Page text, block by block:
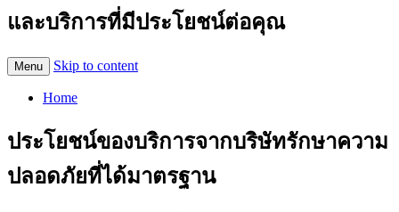
และบริการที่มีประโยชน์ต่อคุณ
Menu Skip to content
Home
ประโยชน์ของบริการจากบริษัทรักษาความ
ปลอดภัยที่ได้มาตรฐาน